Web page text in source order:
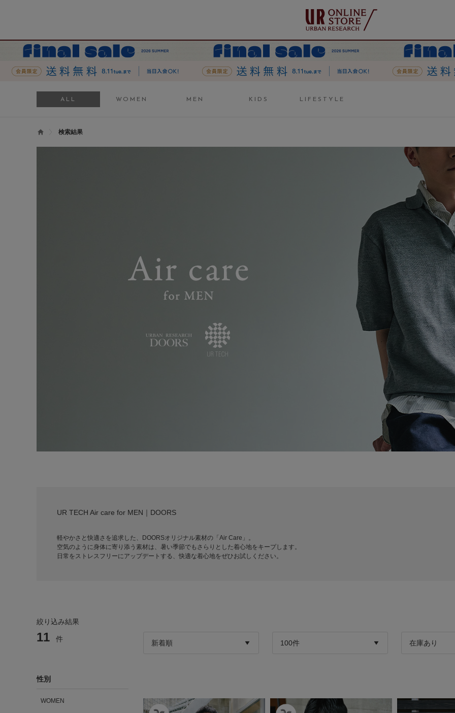
ALL WOMEN MEN KIDS LIFESTYLE
検索結果
UR TECH Air care for MEN｜DOORS
軽やかさと快適さを追求した、DOORSオリジナル素材の「Air Care」。
空気のように身体に寄り添う素材は、暑い季節でもさらりとした着心地をキープします。
日常をストレスフリーにアップデートする、快適な着心地をぜひお試しください。
絞り込み結果
11 件
性別
WOMEN